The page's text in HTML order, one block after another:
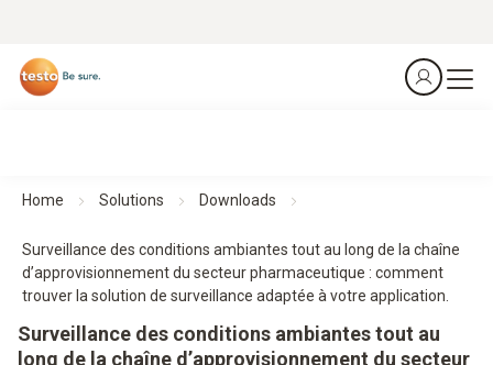
Home Solutions Downloads
Surveillance des conditions ambiantes tout au long de la chaîne
d’approvisionnement du secteur pharmaceutique : comment
trouver la solution de surveillance adaptée à votre application.
Surveillance des conditions ambiantes tout au
long de la chaîne d’approvisionnement du secteur